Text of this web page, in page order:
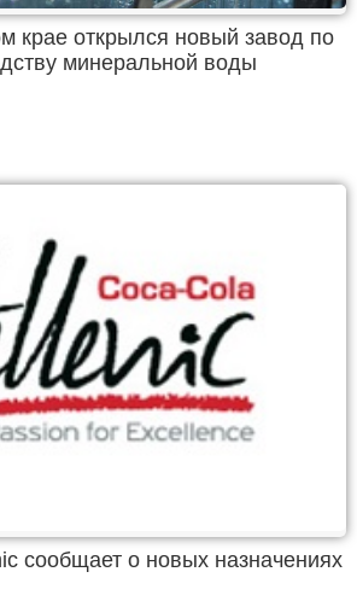
крае открылся новый завод по
минеральной воды
сообщает о новых назначениях